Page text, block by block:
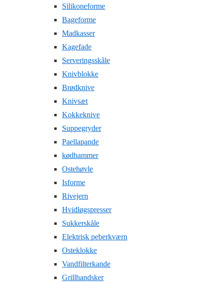
Silikoneforme
Bageforme
Madkasser
Kagefade
Serveringsskåle
Knivblokke
Brødknive
Knivsæt
Kokkeknive
Suppegryder
Paellapande
kødhammer
Ostehøvle
Isforme
Rivejern
Hvidløgspresser
Sukkerskåle
Elektrisk peberkværn
Osteklokke
Vandfilterkande
Grillhandsker